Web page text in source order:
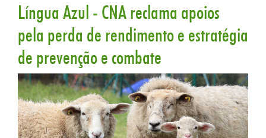
Língua Azul - CNA reclama apoios
pela perda de rendimento e estratégia
de prevenção e combate